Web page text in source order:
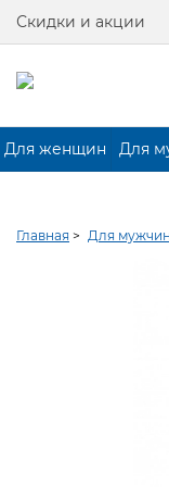
Скидки и акции
Для женщин Для
Главная > Для мужчин